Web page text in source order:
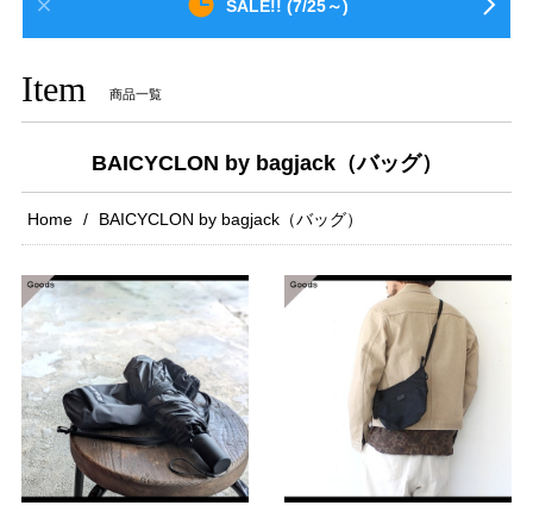
SALE!! (7/25～)
Item 商品一覧
BAICYCLON by bagjack（バッグ）
Home BAICYCLON by bagjack（バッグ）